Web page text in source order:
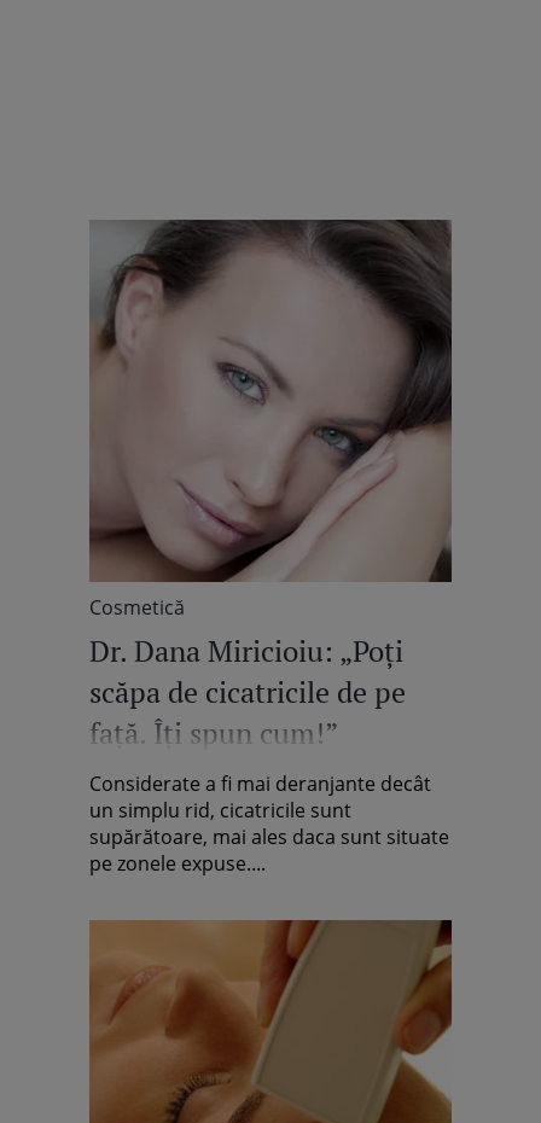
Cosmetică
Dr. Dana Miricioiu: „Poţi
scăpa de cicatricile de pe
faţă. Îţi spun cum!”
Considerate a fi mai deranjante decât
un simplu rid, cicatricile sunt
supărătoare, mai ales daca sunt situate
pe zonele expuse....